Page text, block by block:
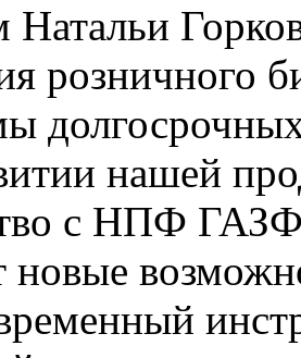
Натальи
розничного
нашей
с НПФ
новые